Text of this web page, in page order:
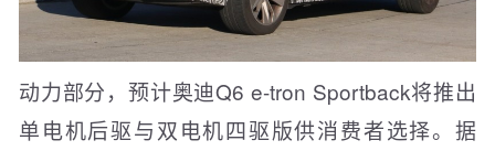
动力部分，预计奥迪Q6 e-tron Sportback将推出
单电机后驱与双电机四驱版供消费者选择。据